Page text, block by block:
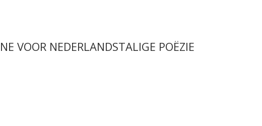
VOOR NEDERLANDSTALIGE POËZIE